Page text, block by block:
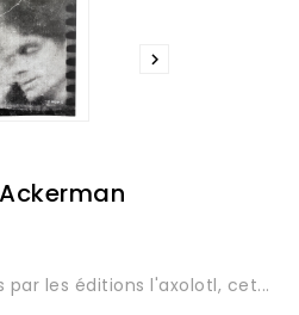

par les éditions l'axolotl, cet...